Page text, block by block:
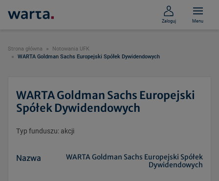
Zaloguj Menu
Strona główna
Notowania UFK
WARTA Goldman Sachs Europejski Spółek Dywidendowych
WARTA Goldman Sachs Europejski
Spółek Dywidendowych
Typ funduszu: akcji
Nazwa
WARTA Goldman Sachs Europejski Spółek
Dywidendowych